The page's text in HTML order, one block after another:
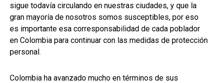
sigue todavía circulando en nuestras ciudades, y que la
gran mayoría de nosotros somos susceptibles, por eso
es importante esa corresponsabilidad de cada poblador
en Colombia para continuar con las medidas de protección
personal.
Colombia ha avanzado mucho en términos de sus